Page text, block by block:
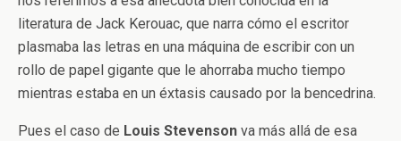
literatura de Jack Kerouac, que narra cómo el escritor
plasmaba las letras en una máquina de escribir con un
rollo de papel gigante que le ahorraba mucho tiempo
mientras estaba en un éxtasis causado por la bencedrina.
Pues el caso de Louis Stevenson va más allá de esa